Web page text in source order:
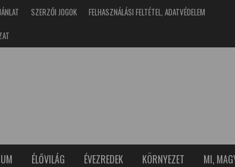
SZERZŐI JOGOK
FELHASZNÁLÁSI FELTÉTEL, ADATVÉDELEM
ÉLŐVILÁG ÉVEZREDEK KÖRNYEZET MI,